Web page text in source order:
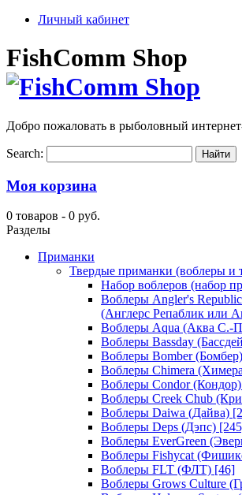
Личный кабинет
FishComm Shop
Добро пожаловать в рыболовный
Search:
Моя корзина
0 товаров - 0 руб.
Разделы
Приманки
Твердые приманки (воблеры и
Набор воблеров (набор
Воблеры Angler's
(Англерс Репаблик или
Воблеры Aqua (Аква С.-
Воблеры Bassday
Воблеры Bomber (Бомбер)
Воблеры Chimera
Воблеры Condor (Кондор)
Воблеры Creek Chub
Воблеры Daiwa (Дайва)
Воблеры Deps (Дэпс)
Воблеры EverGreen
Воблеры Fishycat
Воблеры FLT (ФЛТ) [46]
Воблеры Grows Culture